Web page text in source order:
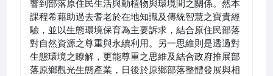
響到部落原住民生活與動植物與環境間之關係。然本
課程希藉助過去耆老於在地知識及傳統智慧之寶貴經
驗，並以生態環境保育為主要訴求，結合原住民部落
對自然資源之尊重與永續利用。另一思維則是透過對
生態環境之瞭解，更能尊重之思維及結合政府推展部
落原鄉觀光生態產業，日後於原鄉部落整體發展與相